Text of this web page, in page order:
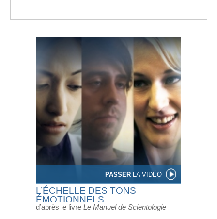
PASSER LA VIDÉO
L’ÉCHELLE DES TONS
ÉMOTIONNELS
d’après le livre Le Manuel de Scientologie